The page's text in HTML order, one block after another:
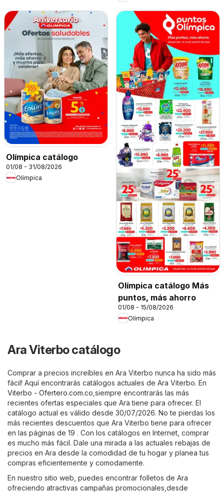
Olímpica catálogo
01/08 - 31/08/2026
Olímpica
Olímpica catálogo Más
puntos, más ahorro
01/08 - 15/08/2026
Olímpica
Ara Viterbo catálogo
Comprar a precios increíbles en Ara Viterbo nunca ha sido más
fácil! Aquí encontrarás catálogos actuales de Ara Viterbo. En
Viterbo - Ofertero.com.co ,siempre encontrarás las más
recientes ofertas especiales que Ara tiene para ofrecer. El
catálogo actual es válido desde 30/07/2026. No te pierdas los
más recientes descuentos que Ara Viterbo tiene para ofrecer
en las páginas de 19 . Con los catálogos en Internet, comprar
es mucho más fácil. Dale una mirada a las actuales rebajas de
precios en Ara desde la comodidad de tu hogar y planea tus
compras eficientemente y comodamente.
En nuestro sitio web, puedes encontrar folletos de Ara
ofreciendo atractivas campañas promocionales,desde